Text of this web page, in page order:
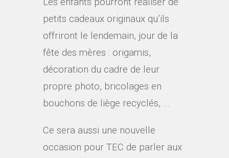
petits cadeaux originaux qu’ils
offriront le lendemain, jour de la
fête des mères : origamis,
décoration du cadre de leur
propre photo, bricolages en
bouchons de liège recyclés, …
Ce sera aussi une nouvelle
occasion pour TEC de parler aux